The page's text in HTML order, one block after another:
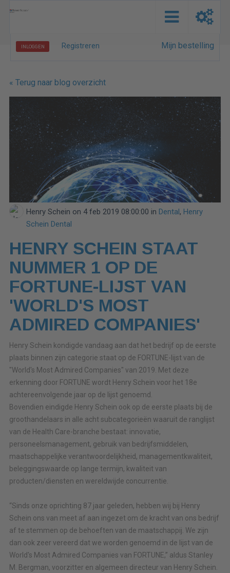
INLOGGEN Registreren Mijn bestelling
« Terug naar blog overzicht
Henry Schein on 4 feb 2019 08:00:00 in Dental, Henry
Schein Dental
HENRY SCHEIN STAAT
NUMMER 1 OP DE
FORTUNE-LIJST VAN
'WORLD'S MOST
ADMIRED COMPANIES'
Henry Schein kondigde vandaag aan dat het bedrijf op de eerste
plaats binnen zijn categorie staat op de FORTUNE-lijst van de
"World's Most Admired Companies" van 2019. Met deze
erkenning door FORTUNE wordt Henry Schein voor het 18e
achtereenvolgende jaar op de lijst genoemd.
Bovendien eindigde Henry Schein ook op de eerste plaats bij de
groothandelaars in alle acht subcategorieën waaruit de ranglijst
van de Health Care-branche bestaat: innovatie,
personeelsmanagement, gebruik van bedrijfsmiddelen,
maatschappelijke verantwoordelijkheid, managementkwaliteit,
beleggingswaarde op lange termijn, kwaliteit van
producten/diensten en wereldwijde concurrentie.
“Sinds onze oprichting 87 jaar geleden, hebben wij bij Henry
Schein ons van meet af aan ingezet om de kracht van ons bedrijf
af te stemmen op de behoeften van de maatschappij. We zijn
dan ook zeer vereerd dat we worden genoemd in de lijst van de
World's Most Admired Companies van FORTUNE,” aldus Stanley
M. Bergman, voorzitter en algemeen directeur van Henry Schein.